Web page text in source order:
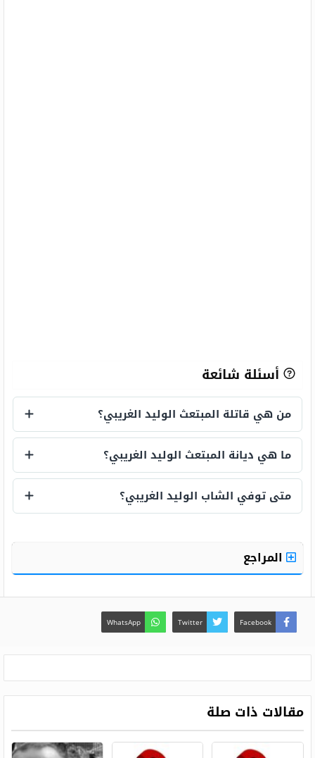
أسئلة شائعة
من هي قاتلة المبتعث الوليد الغريبي؟
من هي قاتلة المبتعث الوليد الغريبي؟
ما هي ديانة المبتعث الوليد الغريبي؟
ما هي ديانة المبتعث الوليد الغريبي؟
متى توفي الشاب الوليد الغريبي؟
المراجع
Facebook
Twitter
WhatsApp
مقالات ذات صلة